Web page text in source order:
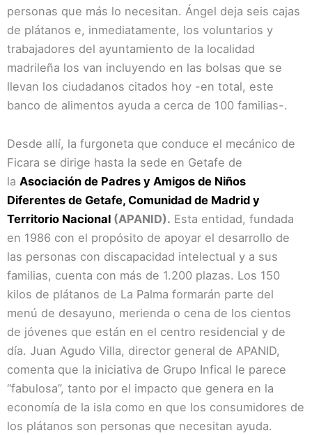
personas que más lo necesitan. Ángel deja seis cajas
de plátanos e, inmediatamente, los voluntarios y
trabajadores del ayuntamiento de la localidad
madrileña los van incluyendo en las bolsas que se
llevan los ciudadanos citados hoy -en total, este
banco de alimentos ayuda a cerca de 100 familias-.
Desde allí, la furgoneta que conduce el mecánico de
Ficara se dirige hasta la sede en Getafe de
la Asociación de Padres y Amigos de Niños
Diferentes de Getafe, Comunidad de Madrid y
Territorio Nacional (APANID). Esta entidad, fundada
en 1986 con el propósito de apoyar el desarrollo de
las personas con discapacidad intelectual y a sus
familias, cuenta con más de 1.200 plazas. Los 150
kilos de plátanos de La Palma formarán parte del
menú de desayuno, merienda o cena de los cientos
de jóvenes que están en el centro residencial y de
día. Juan Agudo Villa, director general de APANID,
comenta que la iniciativa de Grupo Infical le parece
“fabulosa”, tanto por el impacto que genera en la
economía de la isla como en que los consumidores de
los plátanos son personas que necesitan ayuda.